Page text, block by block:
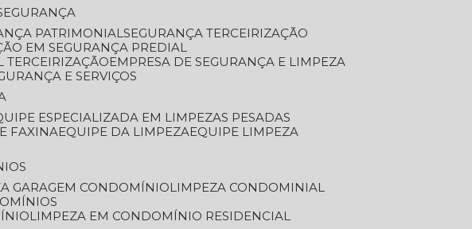
PATRIMONIAL SEGURANÇA TERCEIRIZAÇÃO
EM SEGURANÇA PREDIAL
TERCEIRIZAÇÃO
EMPRESA DE SEGURANÇA E LIMPEZA
E SERVIÇOS
ESPECIALIZADA EM LIMPEZAS PESADAS
FAXINA EQUIPE DA LIMPEZA EQUIPE LIMPEZA
GARAGEM CONDOMÍNIO
LIMPEZA CONDOMINIAL
LIMPEZA EM CONDOMÍNIO RESIDENCIAL